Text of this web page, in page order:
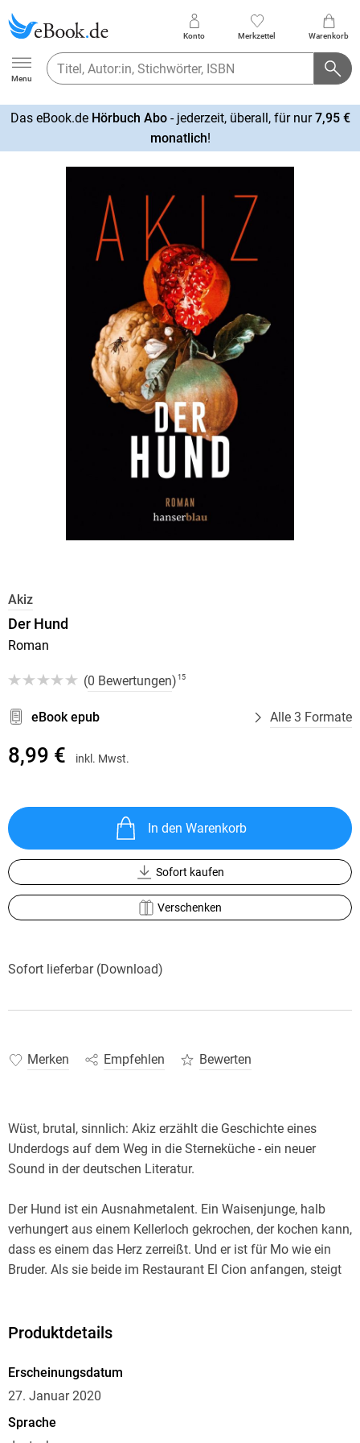
Ebook.de
Menu
Konto Merkzettel Warenkorb
Das eBook.de Hörbuch Abo- jederzeit, überall, für nur7,95 €
monatlich!
Akiz
Der Hund
Roman
(0 Bewertungen) 15
eBook epub Alle 3 Formate
8,99 € inkl. Mwst.
In den Warenkorb
Sofort kaufen
Verschenken
Sofort lieferbar (Download)
Merken Empfehlen Bewerten
Wüst, brutal, sinnlich: Akiz erzählt die Geschichte eines
Underdogs auf dem Weg in die Sterneküche - ein neuer
Sound in der deutschen Literatur.
Der Hund ist ein Ausnahmetalent. Ein Waisenjunge, halb
verhungert aus einem Kellerloch gekrochen, der kochen kann,
dass es einem das Herz zerreißt. Und er ist für Mo wie ein
Bruder. Als sie beide im Restaurant El Cion anfangen, steigt
überschäumendem Sound. Ein brachiales, unvergessliches
Produktdetails
Erscheinungsdatum
27. Januar 2020
Sprache